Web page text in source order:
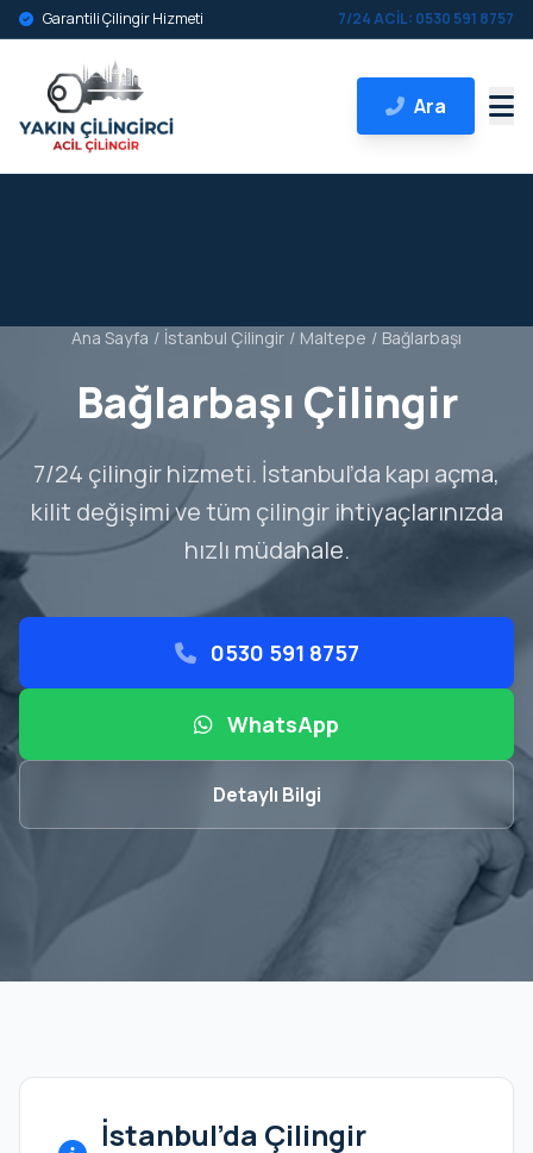
Garantili Çilingir Hizmeti 7/24 ACİL: 0530 591 8757
Ara
Ana Sayfa / İstanbul Çilingir / Maltepe / Bağlarbaşı
Bağlarbaşı Çilingir
7/24 çilingir hizmeti. İstanbul’da kapı açma,
kilit değişimi ve tüm çilingir ihtiyaçlarınızda
hızlı müdahale.
0530 591 8757
WhatsApp
Detaylı Bilgi
İstanbul’da Çilingir